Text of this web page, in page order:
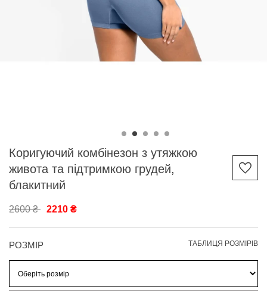
Коригуючий комбінезон з утяжкою
живота та підтримкою грудей,
блакитний
2600 ₴ 2210 ₴
РОЗМІР ТАБЛИЦЯ РОЗМІРІВ